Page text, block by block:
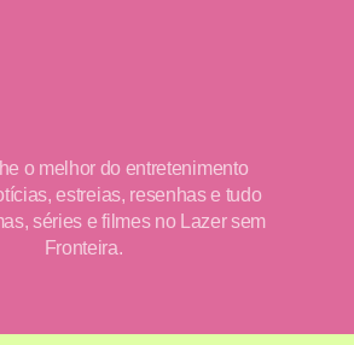
o melhor do entretenimento
estreias, resenhas e tudo
séries e filmes no Lazer sem
Fronteira.